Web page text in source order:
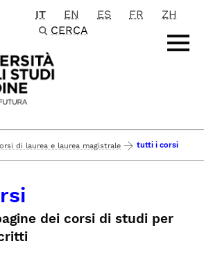
principale
IT EN ES FR
ZH
CERCA
di laurea e laurea magistrale tutti i corsi
dei corsi di studi per